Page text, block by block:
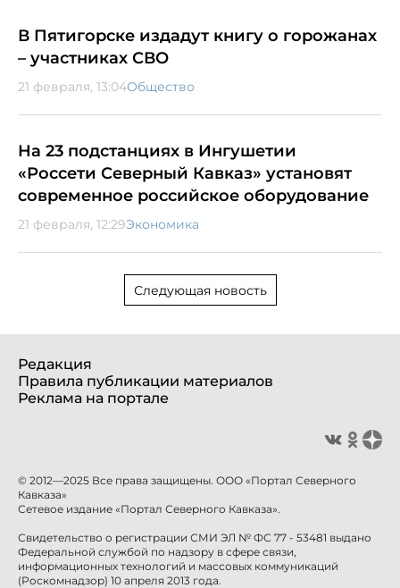
В Пятигорске издадут книгу о горожанах
– участниках СВО
21 февраля, 13:04Общество
На 23 подстанциях в Ингушетии
«Россети Северный Кавказ» установят
современное российское оборудование
21 февраля, 12:29Экономика
Следующая новость
Редакция
Правила публикации материалов
Реклама на портале
© 2012—2025 Все права защищены. ООО «Портал Северного
Кавказа»
Сетевое издание «Портал Северного Кавказа».
Свидетельство о регистрации СМИ ЭЛ № ФС 77 - 53481 выдано
Федеральной службой по надзору в сфере связи,
информационных технологий и массовых коммуникаций
(Роскомнадзор) 10 апреля 2013 года.